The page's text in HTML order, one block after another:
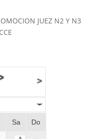
JUEZ N2 Y N3
>
Sa Do